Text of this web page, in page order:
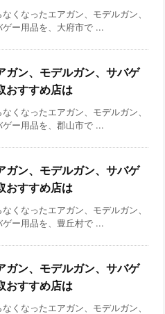
くなったエアガン、モデルガン、
ゲー用品を、大府市で ...
ガン、モデルガン、サバゲ
おすすめ店は
くなったエアガン、モデルガン、
ゲー用品を、郡山市で ...
ガン、モデルガン、サバゲ
おすすめ店は
くなったエアガン、モデルガン、
ゲー用品を、豊丘村で ...
ガン、モデルガン、サバゲ
おすすめ店は
くなったエアガン、モデルガン、